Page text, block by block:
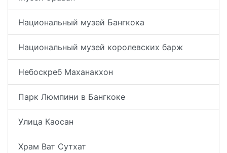
Национальный музей Бангкока
Национальный музей королевских барж
Небоскреб Маханакхон
Парк Люмпини в Бангкоке
Улица Каосан
Храм Ват Сутхат